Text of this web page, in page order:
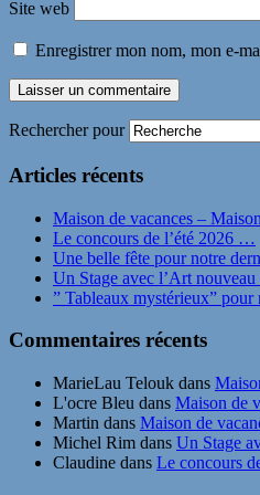
Site web
Enregistrer mon nom, mon e-
Rechercher pour
Articles récents
Maison de vacances –
Le concours de l’été 2026 …
Une belle fête pour notre
Un Stage avec l’Art
” Tableaux mystérieux”
Commentaires récents
MarieLau Telouk dans
L'ocre Bleu dans Maison de
Martin dans Maison de
Michel Rim dans Un Stage
Claudine dans Le concours